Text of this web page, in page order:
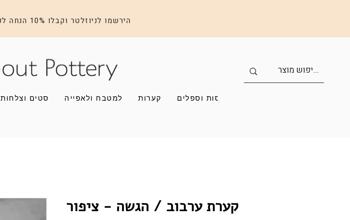
הירשמו לניוזלטר וקבלו 10% הנחה לקניה הראשונה.
כוסות וספלים קערות למטבח ולאפייה סטים וצלחות
קערת ערבוב / הגשה - ציפור